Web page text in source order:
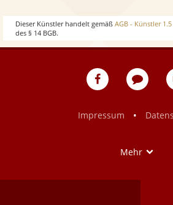
Dieser Künstler handelt gemäß AGB - Künstler 1.5
des § 14 BGB.
eventpeppers
Blog
Impressum
•
Mehr